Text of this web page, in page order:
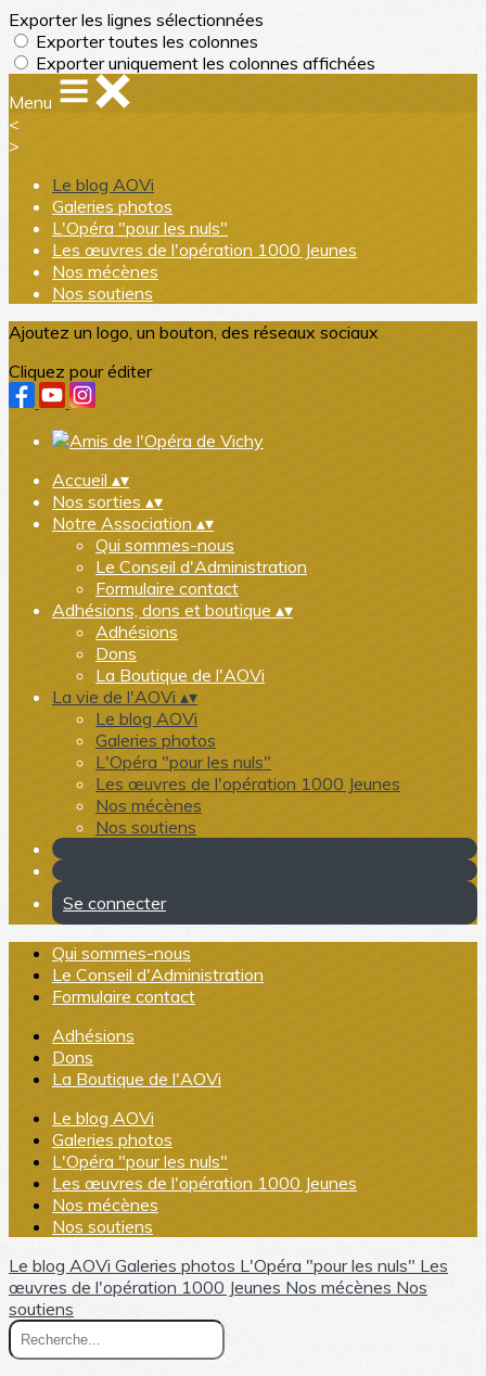
Exporter les lignes sélectionnées
Exporter toutes les colonnes
Exporter uniquement les colonnes affichées
Menu
<
>
Le blog AOVi
Galeries photos
L'Opéra "pour les nuls"
Les œuvres de l'opération 1000 Jeunes
Nos mécènes
Nos soutiens
Ajoutez un logo, un bouton, des réseaux sociaux
Cliquez pour éditer
Accueil ▴▾
Nos sorties ▴▾
Notre Association ▴▾
Qui sommes-nous
Le Conseil d'Administration
Formulaire contact
Adhésions, dons et boutique ▴▾
Adhésions
Dons
La Boutique de l'AOVi
La vie de l'AOVi ▴▾
Le blog AOVi
Galeries photos
L'Opéra "pour les nuls"
Les œuvres de l'opération 1000 Jeunes
Nos mécènes
Nos soutiens
Se connecter
Qui sommes-nous
Le Conseil d'Administration
Formulaire contact
Adhésions
Dons
La Boutique de l'AOVi
Le blog AOVi
Galeries photos
L'Opéra "pour les nuls"
Les œuvres de l'opération 1000 Jeunes
Nos mécènes
Nos soutiens
Le blog AOVi Galeries photos L'Opéra "pour les nuls" Les
œuvres de l'opération 1000 Jeunes Nos mécènes Nos
soutiens